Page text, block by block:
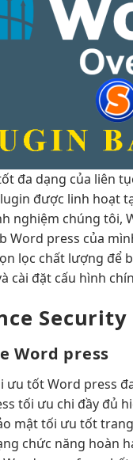
đa dạng của liên
được linh hoạt
nghiệm chúng tôi,
Word press của
lọc chất lượng để
cài đặt cấu hình
Security
Word press
ưu tốtWord press
tối ưu chi đầy đủ
mậttối ưu tốt
chức năng hoàn